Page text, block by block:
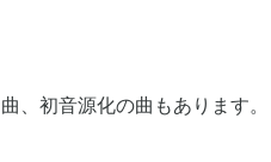
、初音源化の曲もあります。